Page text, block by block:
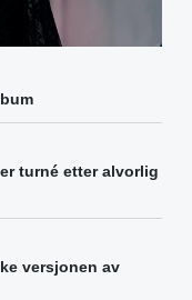
turné etter alvorlig
versjonen av